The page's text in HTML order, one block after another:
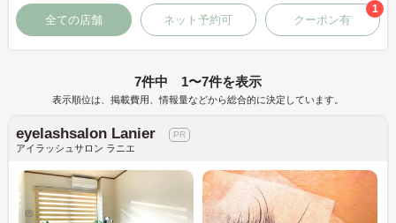
全ての店舗 ネット予約可 クーポン有
1
7件中 1〜7件を表示
表示順位は、掲載費用、情報量などから総合的に決定しています。
eyelashsalon Lanier
アイラッシュサロン ラニエ